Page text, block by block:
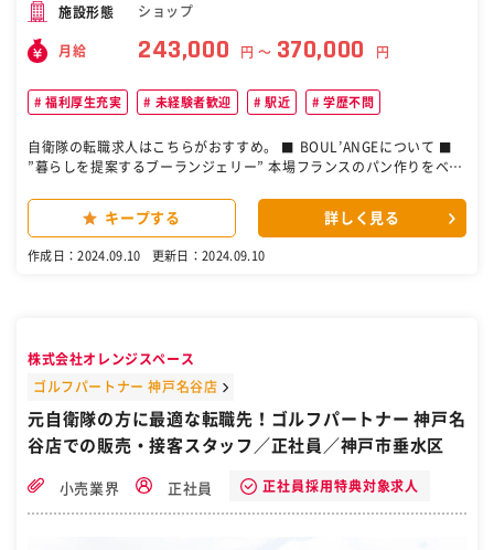
施設形態 ショップ
月給 243,000 円 〜 370,000 円
福利厚生充実 未経験者歓迎 駅近 学歴不問
自衛隊の転職求人はこちらがおすすめ。 ⬛ BOUL’ANGEについて ⬛
”暮らしを提案するブーランジェリー” 本場フランスのパン作りをベー
材を掛け合わせ、見た目にも美しく美味しいパンを提案するブーラン
ジェリー。 ベーカリー製造（ブーランジェ）として下記業務をお任せ
理、発注業務 ・ロス管理 ・衛生管理 ・商品提案 など ※未経験の方も
キープする 詳しく見る
作成日：2024.09.10 更新日：2024.09.10
株式会社オレンジスペース
ゴルフパートナー 神戸名谷店
元自衛隊の方に最適な転職先！ゴルフパートナー 神戸名
谷店での販売・接客スタッフ／正社員／神戸市垂水区
小売業界 正社員 正社員採用特典対象求人